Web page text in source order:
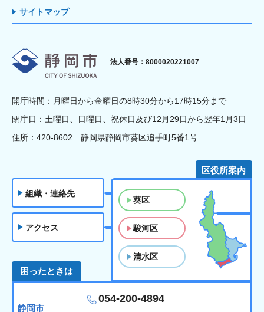
サイトマップ
静岡市
法人番号：8000020221007
開庁時間：月曜日から金曜日の8時30分から17時15分まで
閉庁日：土曜日、日曜日、祝休日及び12月29日から翌年1月3日
住所：420-8602 静岡県静岡市葵区追手町5番1号
組織・連絡先
アクセス
区役所案内
葵区
駿河区
清水区
困ったときは
静岡市
054-200-4894